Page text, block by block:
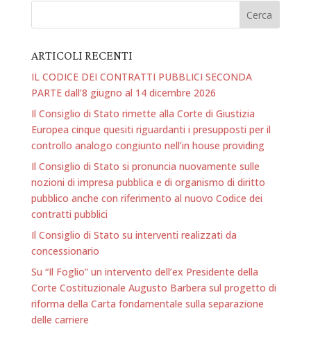
ARTICOLI RECENTI
IL CODICE DEI CONTRATTI PUBBLICI SECONDA
PARTE dall’8 giugno al 14 dicembre 2026
Il Consiglio di Stato rimette alla Corte di Giustizia
Europea cinque quesiti riguardanti i presupposti per il
controllo analogo congiunto nell’in house providing
Il Consiglio di Stato si pronuncia nuovamente sulle
nozioni di impresa pubblica e di organismo di diritto
pubblico anche con riferimento al nuovo Codice dei
contratti pubblici
Il Consiglio di Stato su interventi realizzati da
concessionario
Su “Il Foglio” un intervento dell’ex Presidente della
Corte Costituzionale Augusto Barbera sul progetto di
riforma della Carta fondamentale sulla separazione
delle carriere